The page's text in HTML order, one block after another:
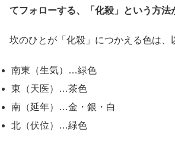
てフォローする、「化殺」という方法
坎のひとが「化殺」につかえる色は、
南東（生気）…緑色
東（天医）…茶色
南（延年）…金・銀・白
北（伏位）…緑色